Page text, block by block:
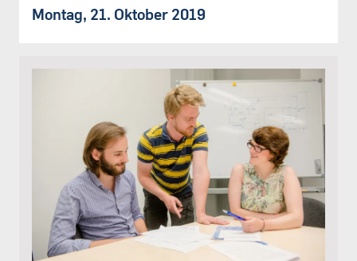
Montag, 21. Oktober 2019